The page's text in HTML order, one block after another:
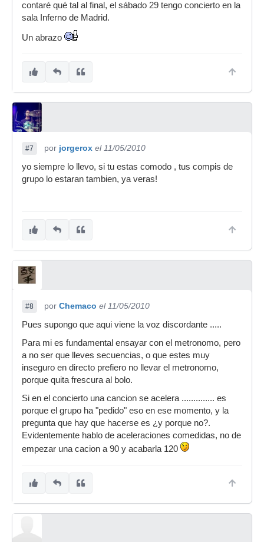
contaré qué tal al final, el sábado 29 tengo concierto en la
sala Inferno de Madrid.
Un abrazo
#7 por jorgerox el 11/05/2010
yo siempre lo llevo, si tu estas comodo , tus compis de
grupo lo estaran tambien, ya veras!
#8 por Chemaco el 11/05/2010
Pues supongo que aqui viene la voz discordante .....
Para mi es fundamental ensayar con el metronomo, pero
a no ser que lleves secuencias, o que estes muy
inseguro en directo prefiero no llevar el metronomo,
porque quita frescura al bolo.
Si en el concierto una cancion se acelera .............. es
porque el grupo ha "pedido" eso en ese momento, y la
pregunta que hay que hacerse es ¿y porque no?.
Evidentemente hablo de aceleraciones comedidas, no de
empezar una cacion a 90 y acabarla 120